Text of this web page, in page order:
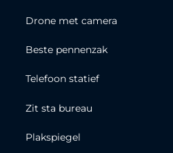
Drone met camera
Beste pennenzak
Telefoon statief
Zit sta bureau
Plakspiegel